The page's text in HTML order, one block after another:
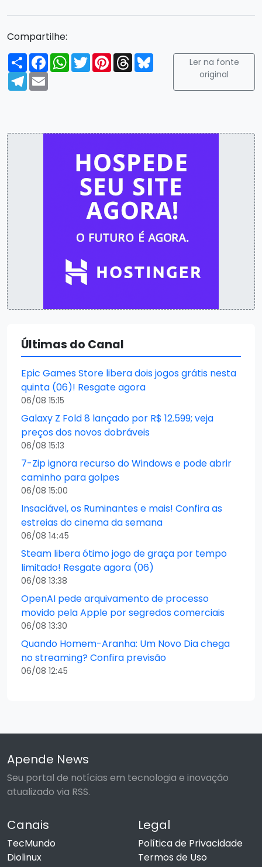
Compartilhe:
Compartilhar
FacebookWhatsApp
TwitterPinterest
ThreadsBluesky
Telegram
Email
Ler na fonte
original
Últimas do Canal
Epic Games Store libera dois jogos grátis nesta
quinta (06)! Resgate agora
06/08 15:15
Galaxy Z Fold 8 lançado por R$ 12.599; veja
preços dos novos dobráveis
06/08 15:13
7-Zip ignora recurso do Windows e pode abrir
caminho para golpes
06/08 15:00
Insaciável, os Ruminantes e mais! Confira as
estreias do cinema da semana
06/08 14:45
Steam libera ótimo jogo de graça por tempo
limitado! Resgate agora (06)
06/08 13:38
OpenAI pede arquivamento de processo
movido pela Apple por segredos comerciais
06/08 13:30
Quando Homem-Aranha: Um Novo Dia chega
no streaming? Confira previsão
06/08 12:45
Apende News
Seu portal de notícias em tecnologia e inovação
atualizado via RSS.
Canais
TecMundo
Diolinux
Legal
Política de Privacidade
Termos de Uso